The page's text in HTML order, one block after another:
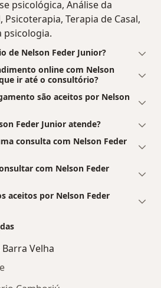
psicológica, Análise da
Terapia de Casal,
psicologia.
de Nelson Feder Junior?
online com Nelson
ir até o consultório?
são aceitos por Nelson
Feder Junior atende?
consulta com Nelson Feder
com Nelson Feder
aceitos por Nelson Feder
Velha